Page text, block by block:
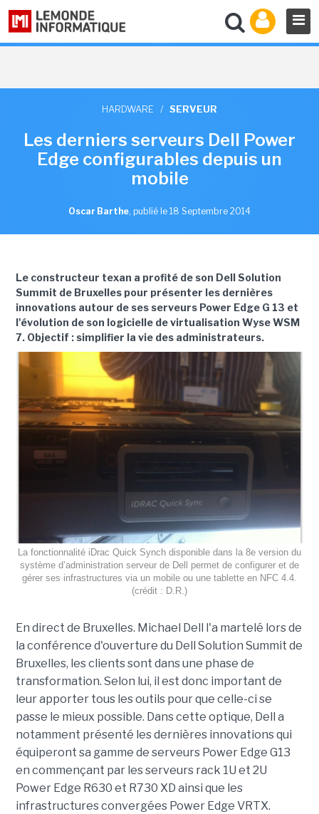
HARDWARE / SERVEUR
Les derniers serveurs Dell Power
Edge configurables depuis un
mobile
Oscar Barthe, publié le 18 Septembre 2014
Le constructeur texan a profité de son Dell Solution
Summit de Bruxelles pour présenter les dernières
innovations autour de ses serveurs Power Edge G 13 et
l'évolution de son logicielle de virtualisation Wyse WSM
7. Objectif : simplifier la vie des administrateurs.
La fonctionnalité iDrac Quick Synch disponible dans la 8e version du
système d’administration serveur de Dell permet de configurer et de
gérer ses infrastructures via un mobile ou une tablette en NFC 4.4.
(crédit : D.R.)
En direct de Bruxelles. Michael Dell l'a martelé lors de
la conférence d'ouverture du Dell Solution Summit de
Bruxelles, les clients sont dans une phase de
transformation. Selon lui, il est donc important de
leur apporter tous les outils pour que celle-ci se
passe le mieux possible. Dans cette optique, Dell a
notamment présenté les dernières innovations qui
équiperont sa gamme de serveurs Power Edge G13
en commençant par les serveurs rack 1U et 2U
Power Edge R630 et R730 XD ainsi que les
infrastructures convergées Power Edge VRTX.